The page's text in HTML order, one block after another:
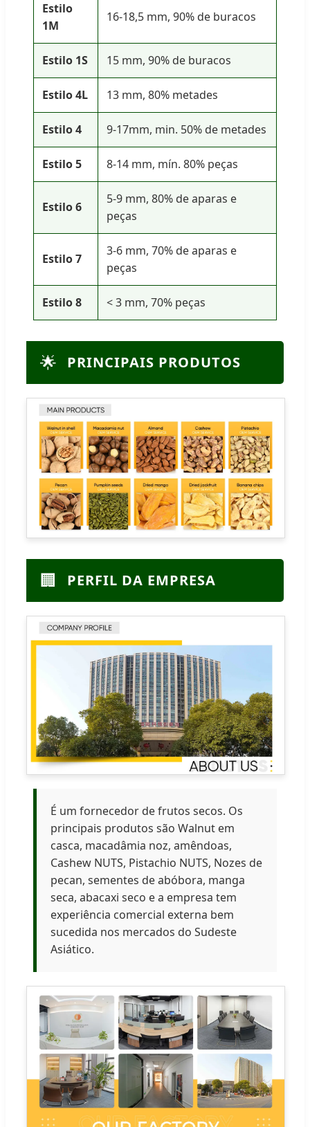
Estilo
1M
16-18,5 mm, 90% de buracos
Estilo 1S 15 mm, 90% de buracos
Estilo 4L 13 mm, 80% metades
Estilo 4 9-17mm, min. 50% de metades
Estilo 5 8-14 mm, mín. 80% peças
Estilo 6
5-9 mm, 80% de aparas e
peças
Estilo 7
3-6 mm, 70% de aparas e
peças
Estilo 8 < 3 mm, 70% peças
🌟 PRINCIPAIS PRODUTOS
🏢 PERFIL DA EMPRESA
É um fornecedor de frutos secos. Os
principais produtos são Walnut em
casca, macadâmia noz, amêndoas,
Cashew NUTS, Pistachio NUTS, Nozes de
pecan, sementes de abóbora, manga
seca, abacaxi seco e a empresa tem
experiência comercial externa bem
sucedida nos mercados do Sudeste
Asiático.